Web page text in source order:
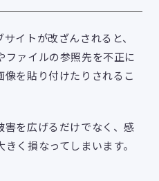
イトが改ざんされると、
ファイルの参照先を不正に
を貼り付けたりされるこ
害を広げるだけでなく、感
く損なってしまいます。